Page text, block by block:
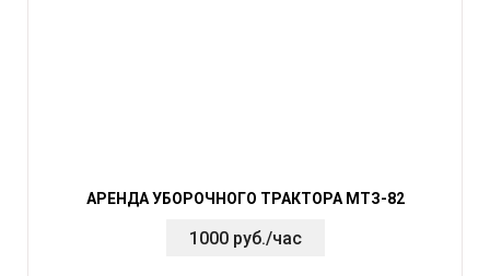
АРЕНДА УБОРОЧНОГО ТРАКТОРА МТЗ-82
1000 руб./час